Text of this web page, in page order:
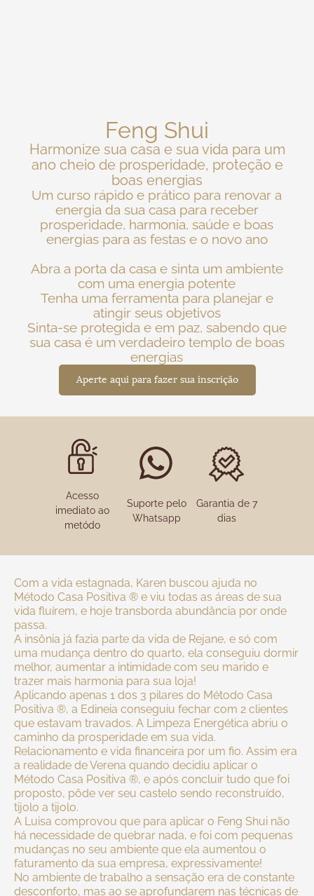
Feng Shui
Harmonize sua casa e sua vida para um
ano cheio de prosperidade, proteção e
boas energias
Um curso rápido e prático para renovar a
energia da sua casa para receber
prosperidade, harmonia, saúde e boas
energias para as festas e o novo ano
Abra a porta da casa e sinta um ambiente
com uma energia potente
Tenha uma ferramenta para planejar e
atingir seus objetivos
Sinta-se protegida e em paz, sabendo que
sua casa é um verdadeiro templo de boas
energias
Aperte aqui para fazer sua inscrição
Acesso
imediato ao
metódo
Suporte pelo
Whatsapp
Garantia de 7
dias
Com a vida estagnada, Karen buscou ajuda no
Método Casa Positiva ® e viu todas as áreas de sua
vida fluírem, e hoje transborda abundância por onde
passa.
A insônia já fazia parte da vida de Rejane, e só com
uma mudança dentro do quarto, ela conseguiu dormir
melhor, aumentar a intimidade com seu marido e
trazer mais harmonia para sua loja!
Aplicando apenas 1 dos 3 pilares do Método Casa
Positiva ®, a Edineia conseguiu fechar com 2 clientes
que estavam travados. A Limpeza Energética abriu o
caminho da prosperidade em sua vida.
Relacionamento e vida financeira por um fio. Assim era
a realidade de Verena quando decidiu aplicar o
Método Casa Positiva ®, e após concluir tudo que foi
proposto, pôde ver seu castelo sendo reconstruído,
tijolo a tijolo.
A Luisa comprovou que para aplicar o Feng Shui não
há necessidade de quebrar nada, e foi com pequenas
mudanças no seu ambiente que ela aumentou o
faturamento da sua empresa, expressivamente!
No ambiente de trabalho a sensação era de constante
desconforto, mas ao se aprofundarem nas técnicas de